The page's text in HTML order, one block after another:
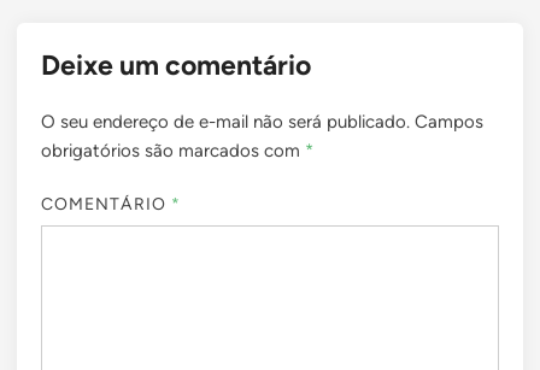
Deixe um comentário
O seu endereço de e-mail não será publicado. Campos
obrigatórios são marcados com *
COMENTÁRIO *